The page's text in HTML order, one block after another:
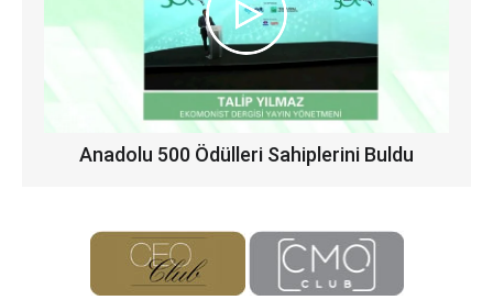
Anadolu 500 Ödülleri Sahiplerini Buldu